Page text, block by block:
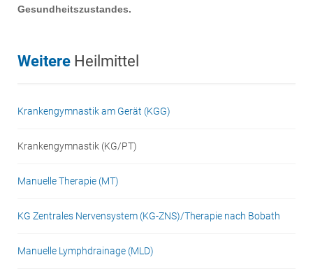
Gesundheitszustandes.
Weitere Heilmittel
Krankengymnastik am Gerät (KGG)
Krankengymnastik (KG/PT)
Manuelle Therapie (MT)
KG Zentrales Nervensystem (KG-ZNS)/Therapie nach Bobath
Manuelle Lymphdrainage (MLD)